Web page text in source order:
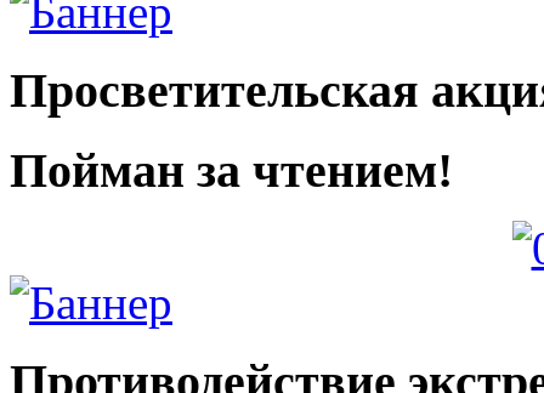
Просветительская
Пойман за чтением!
Противодействие